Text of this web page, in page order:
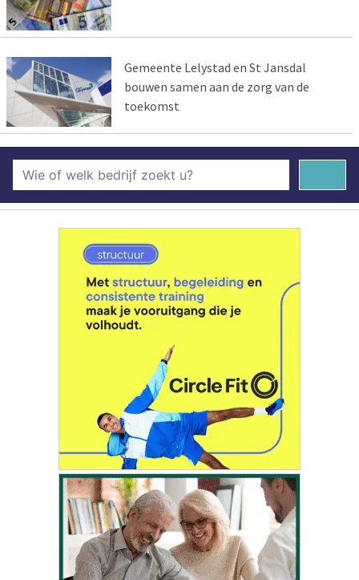
Gemeente Lelystad en St Jansdal
bouwen samen aan de zorg van de
toekomst